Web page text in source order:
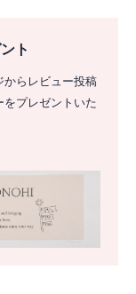
ト
からレビュー投稿
をプレゼントいた